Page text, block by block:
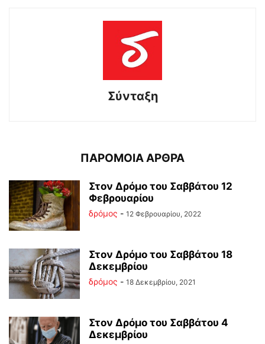
Σύνταξη
ΠΑΡΟΜΟΙΑ ΑΡΘΡΑ
Στον Δρόμο του Σαββάτου 12
Φεβρουαρίου
δρόμος - 12 Φεβρουαρίου, 2022
Στον Δρόμο του Σαββάτου 18
Δεκεμβρίου
δρόμος - 18 Δεκεμβρίου, 2021
Στον Δρόμο του Σαββάτου 4
Δεκεμβρίου